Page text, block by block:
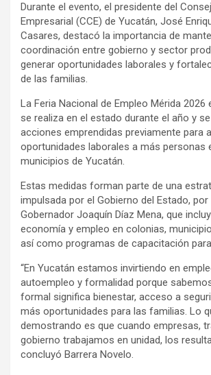
Durante el evento, el presidente del
Empresarial (CCE) de Yucatán, José
Casares, destacó la importancia de
coordinación entre gobierno y sector
generar oportunidades laborales y
de las familias.
La Feria Nacional de Empleo Mérida 2026
se realiza en el estado durante el año y
acciones emprendidas previamente para
oportunidades laborales a más personas
municipios de Yucatán.
Estas medidas forman parte de una
impulsada por el Gobierno del Estado,
Gobernador Joaquín Díaz Mena, que
economía y empleo en colonias,
así como programas de capacitación
“En Yucatán estamos invirtiendo en
autoempleo y formalidad porque
formal significa bienestar, acceso a
más oportunidades para las familias. Lo
demostrando es que cuando empresas,
gobierno trabajamos en unidad, los
concluyó Barrera Novelo.